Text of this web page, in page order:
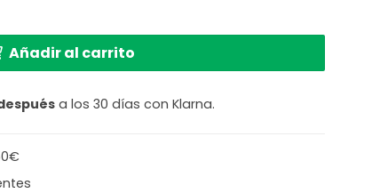
cantidad
Añadir al carrito
a los 30 días con Klarna.